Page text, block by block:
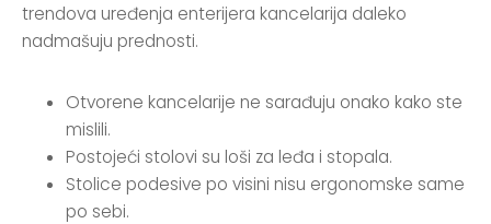
trendova uređenja enterijera kancelarija daleko
nadmašuju prednosti.
Otvorene kancelarije ne sarađuju onako kako ste
mislili.
Postojeći stolovi su loši za leđa i stopala.
Stolice podesive po visini nisu ergonomske same
po sebi.